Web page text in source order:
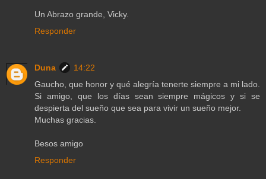
Un Abrazo grande, Vicky.
Responder
Duna
14:22
Gaucho, que honor y qué alegría tenerte siempre a mi lado.
Si amigo, que los días sean siempre mágicos y si se
despierta del sueño que sea para vivir un sueño mejor.
Muchas gracias.
Besos amigo
Responder